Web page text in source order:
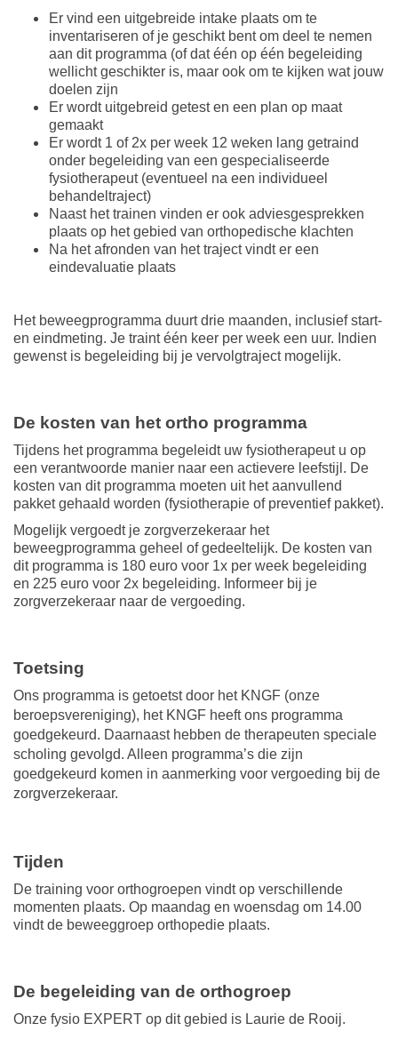
Er vind een uitgebreide intake plaats om te
inventariseren of je geschikt bent om deel te nemen
aan dit programma (of dat één op één begeleiding
wellicht geschikter is, maar ook om te kijken wat jouw
doelen zijn
Er wordt uitgebreid getest en een plan op maat
gemaakt
Er wordt 1 of 2x per week 12 weken lang getraind
onder begeleiding van een gespecialiseerde
fysiotherapeut (eventueel na een individueel
behandeltraject)
Naast het trainen vinden er ook adviesgesprekken
plaats op het gebied van orthopedische klachten
Na het afronden van het traject vindt er een
eindevaluatie plaats
Het beweegprogramma duurt drie maanden, inclusief start-
en eindmeting. Je traint één keer per week een uur. Indien
gewenst is begeleiding bij je vervolgtraject mogelijk.
De kosten van het ortho programma
Tijdens het programma begeleidt uw fysiotherapeut u op
een verantwoorde manier naar een actievere leefstijl. De
kosten van dit programma moeten uit het aanvullend
pakket gehaald worden (fysiotherapie of preventief pakket).
Mogelijk vergoedt je zorgverzekeraar het
beweegprogramma geheel of gedeeltelijk. De kosten van
dit programma is 180 euro voor 1x per week begeleiding
en 225 euro voor 2x begeleiding. Informeer bij je
zorgverzekeraar naar de vergoeding.
Toetsing
Ons programma is getoetst door het KNGF (onze
beroepsvereniging), het KNGF heeft ons programma
goedgekeurd. Daarnaast hebben de therapeuten speciale
scholing gevolgd. Alleen programma’s die zijn
goedgekeurd komen in aanmerking voor vergoeding bij de
zorgverzekeraar.
Tijden
De training voor orthogroepen vindt op verschillende
momenten plaats. Op maandag en woensdag om 14.00
vindt de beweeggroep orthopedie plaats.
De begeleiding van de orthogroep
Onze fysio EXPERT op dit gebied is Laurie de Rooij.